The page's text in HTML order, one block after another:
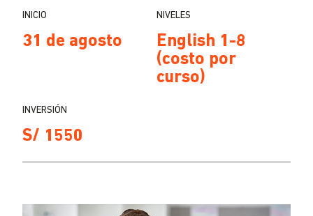
INICIO
31 de agosto
NIVELES
English 1-8
(costo por
curso)
INVERSIÓN
S/ 1550